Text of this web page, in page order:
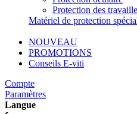
Protection des
Matériel de protection
NOUVEAU
PROMOTIONS
Conseils E-viti
Compte
Paramètres
Langue